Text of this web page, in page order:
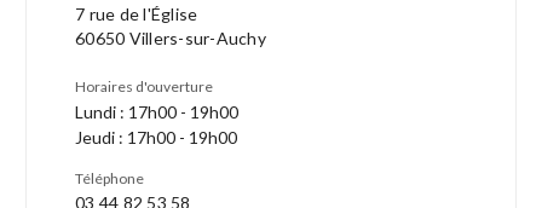
7 rue de l'Église
60650 Villers-sur-Auchy
Horaires d'ouverture
Lundi : 17h00 - 19h00
Jeudi : 17h00 - 19h00
Téléphone
03 44 82 53 58